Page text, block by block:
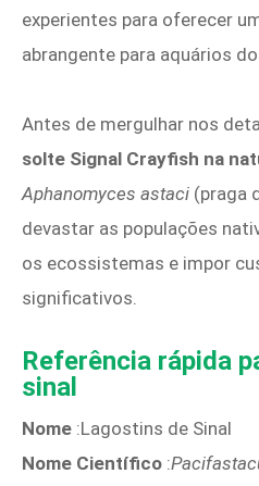
experientes para oferecer
abrangente para aquários
Antes de mergulhar nos
solte Signal Crayfish na
Aphanomyces astaci (praga
devastar as populações
os ecossistemas e impor
significativos.
Referência rápida
sinal
Nome :Lagostins de Sinal
Nome Científico :